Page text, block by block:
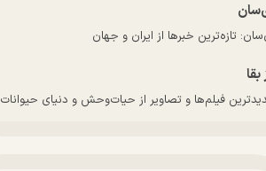
تازه‌ترین خبرها از ایران و جهان
بقا
فیلم‌ها و تصاویر از حیات‌وحش و دنیای حیوانات